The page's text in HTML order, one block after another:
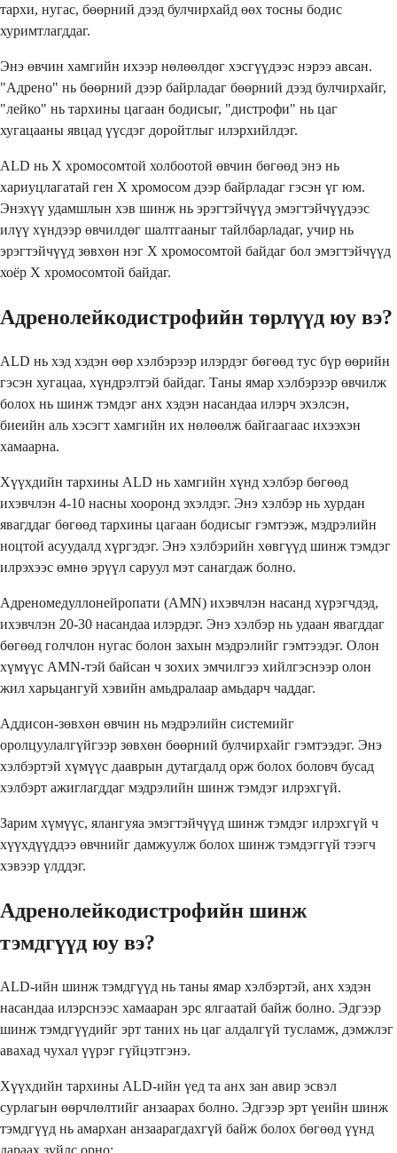
тархи, нугас, бөөрний дээд булчирхайд өөх тосны бодис
хуримтлагддаг.
Энэ өвчин хамгийн ихээр нөлөөлдөг хэсгүүдээс нэрээ авсан.
"Адрено" нь бөөрний дээр байрладаг бөөрний дээд булчирхайг,
"лейко" нь тархины цагаан бодисыг, "дистрофи" нь цаг
хугацааны явцад үүсдэг доройтлыг илэрхийлдэг.
ALD нь Х хромосомтой холбоотой өвчин бөгөөд энэ нь
хариуцлагатай ген Х хромосом дээр байрладаг гэсэн үг юм.
Энэхүү удамшлын хэв шинж нь эрэгтэйчүүд эмэгтэйчүүдээс
илүү хүндээр өвчилдөг шалтгааныг тайлбарладаг, учир нь
эрэгтэйчүүд зөвхөн нэг Х хромосомтой байдаг бол эмэгтэйчүүд
хоёр Х хромосомтой байдаг.
Адренолейкодистрофийн төрлүүд юу вэ?
ALD нь хэд хэдэн өөр хэлбэрээр илэрдэг бөгөөд тус бүр өөрийн
гэсэн хугацаа, хүндрэлтэй байдаг. Таны ямар хэлбэрээр өвчилж
болох нь шинж тэмдэг анх хэдэн насандаа илэрч эхэлсэн,
биеийн аль хэсэгт хамгийн их нөлөөлж байгаагаас ихээхэн
хамаарна.
Хүүхдийн тархины ALD нь хамгийн хүнд хэлбэр бөгөөд
ихэвчлэн 4-10 насны хооронд эхэлдэг. Энэ хэлбэр нь хурдан
явагддаг бөгөөд тархины цагаан бодисыг гэмтээж, мэдрэлийн
ноцтой асуудалд хүргэдэг. Энэ хэлбэрийн хөвгүүд шинж тэмдэг
илрэхээс өмнө эрүүл саруул мэт санагдаж болно.
Адреномедуллонейропати (AMN) ихэвчлэн насанд хүрэгчдэд,
ихэвчлэн 20-30 насандаа илэрдэг. Энэ хэлбэр нь удаан явагддаг
бөгөөд голчлон нугас болон захын мэдрэлийг гэмтээдэг. Олон
хүмүүс AMN-тэй байсан ч зохих эмчилгээ хийлгэснээр олон
жил харьцангуй хэвийн амьдралаар амьдарч чаддаг.
Аддисон-зөвхөн өвчин нь мэдрэлийн системийг
оролцуулалгүйгээр зөвхөн бөөрний булчирхайг гэмтээдэг. Энэ
хэлбэртэй хүмүүс дааврын дутагдалд орж болох боловч бусад
хэлбэрт ажиглагддаг мэдрэлийн шинж тэмдэг илрэхгүй.
Зарим хүмүүс, ялангуяа эмэгтэйчүүд шинж тэмдэг илрэхгүй ч
хүүхдүүддээ өвчнийг дамжуулж болох шинж тэмдэггүй тээгч
хэвээр үлддэг.
Адренолейкодистрофийн шинж
тэмдгүүд юу вэ?
ALD-ийн шинж тэмдгүүд нь таны ямар хэлбэртэй, анх хэдэн
насандаа илэрснээс хамааран эрс ялгаатай байж болно. Эдгээр
шинж тэмдгүүдийг эрт таних нь цаг алдалгүй тусламж, дэмжлэг
авахад чухал үүрэг гүйцэтгэнэ.
Хүүхдийн тархины ALD-ийн үед та анх зан авир эсвэл
сурлагын өөрчлөлтийг анзаарах болно. Эдгээр эрт үеийн шинж
тэмдгүүд нь амархан анзаарагдахгүй байж болох бөгөөд үүнд
дараах зүйлс орно: